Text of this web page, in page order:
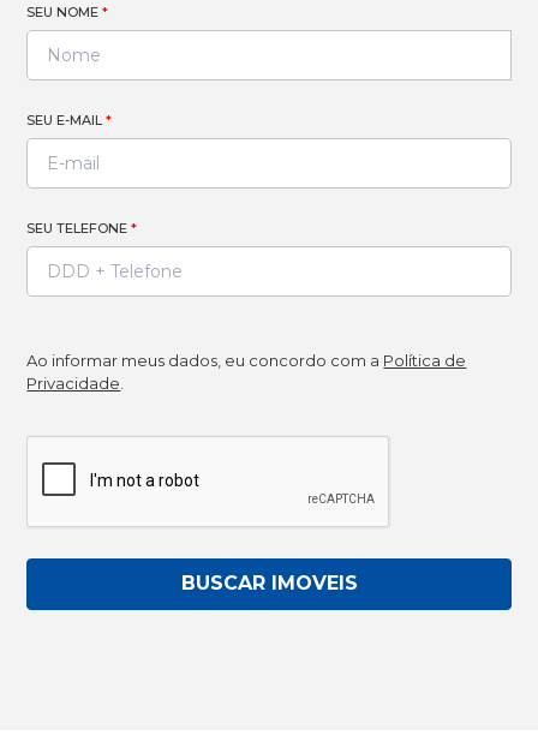
SEU NOME*
SEU E-MAIL*
SEU TELEFONE*
Ao informar meus dados, eu concordo com a Política de
Privacidade
BUSCAR IMOVEIS